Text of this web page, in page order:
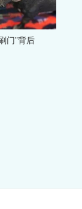
门”背后